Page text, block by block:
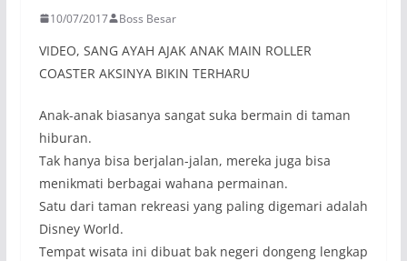
10/07/2017 Boss Besar
VIDEO, SANG AYAH AJAK ANAK MAIN ROLLER
COASTER AKSINYA BIKIN TERHARU
Anak-anak biasanya sangat suka bermain di taman
hiburan.
Tak hanya bisa berjalan-jalan, mereka juga bisa
menikmati berbagai wahana permainan.
Satu dari taman rekreasi yang paling digemari adalah
Disney World.
Tempat wisata ini dibuat bak negeri dongeng lengkap